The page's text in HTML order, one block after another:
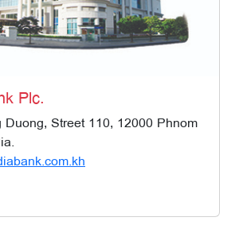
Plc.
Street 110, 12000 Phnom